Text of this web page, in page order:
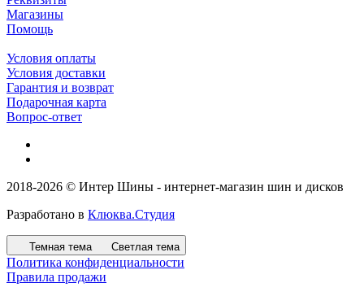
Магазины
Помощь
Условия оплаты
Условия доставки
Гарантия и возврат
Подарочная карта
Вопрос-ответ
2018-2026 © Интер Шины - интернет-магазин шин и дисков
Разработано в Клюква.Студия
Темная тема Светлая тема
Политика конфиденциальности
Правила продажи